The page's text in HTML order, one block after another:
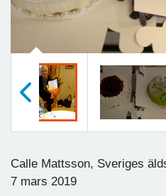
Calle Mattsson, Sveriges
7 mars 2019